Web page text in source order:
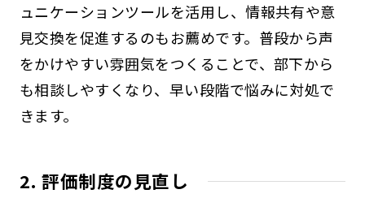
ュニケーションツールを活用し、情報共有や意
見交換を促進するのもお薦めです。普段から声
をかけやすい雰囲気をつくることで、部下から
も相談しやすくなり、早い段階で悩みに対処で
きます。
2. 評価制度の見直し